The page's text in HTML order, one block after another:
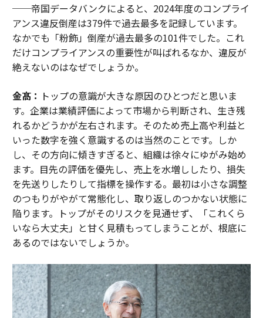
──帝国データバンクによると、2024年度のコンプライ
アンス違反倒産は379件で過去最多を記録しています。
なかでも「粉飾」倒産が過去最多の101件でした。これ
だけコンプライアンスの重要性が叫ばれるなか、違反が
絶えないのはなぜでしょうか。
金髙： トップの意識が大きな原因のひとつだと思いま
す。企業は業績評価によって市場から判断され、生き残
れるかどうかが左右されます。そのため売上高や利益と
いった数字を強く意識するのは当然のことです。しか
し、その方向に傾きすぎると、組織は徐々にゆがみ始め
ます。目先の評価を優先し、売上を水増ししたり、損失
を先送りしたりして指標を操作する。最初は小さな調整
のつもりがやがて常態化し、取り返しのつかない状態に
陥ります。トップがそのリスクを見通せず、「これくら
いなら大丈夫」と甘く見積もってしまうことが、根底に
あるのではないでしょうか。